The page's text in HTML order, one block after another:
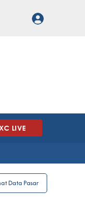
LIVE
1.77%
Data Pasar